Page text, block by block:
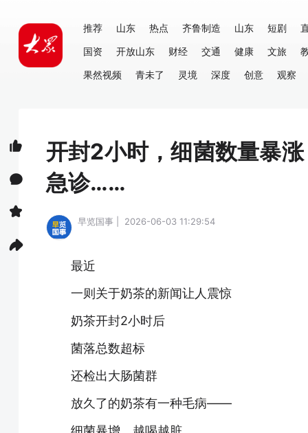
推荐 山东 热点 齐鲁制造 山东 短剧
国资
开放山东 财经 交通 健康 文旅
果然视频
青未了 灵境 深度 创意 观察
开封2小时，细菌数量暴
急诊……
早览国事 | 2026-06-03 11:29:54
最近
一则关于奶茶的新闻让人震惊
奶茶开封2小时后
菌落总数超标
还检出大肠菌群
放久了的奶茶有一种毛病——